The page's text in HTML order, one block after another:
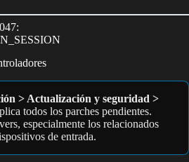
> Actualización y seguridad >
todos los parches pendientes.
especialmente los relacionados
de entrada.